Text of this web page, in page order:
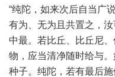
“纯陀，如来次后自当广
有为、无为且共置之，
中最。若比丘、比丘尼
物，应当清净随时给与
种子。纯陀，若有最后